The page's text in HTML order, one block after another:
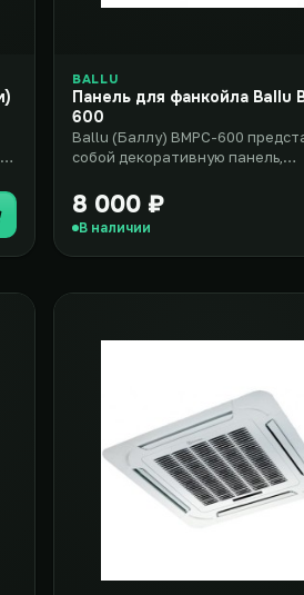
BALLU
Панель для фанкойла Ballu
600
Ballu (Баллу) BMPC-600
собой декоративную панель,
касс..
8 000 ₽
В наличии